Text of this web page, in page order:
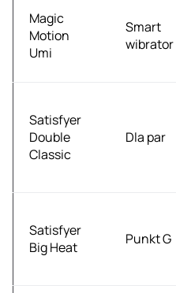
Magic
Motion
Umi
Smart
wibrator
Satisfyer
Double
Classic
Dla par
Satisfyer
Big Heat
Punkt G